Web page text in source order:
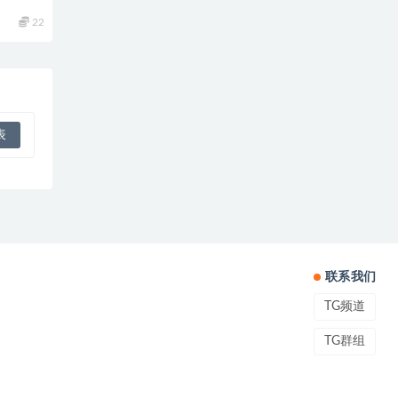
22
联系我们
TG频道
TG群组